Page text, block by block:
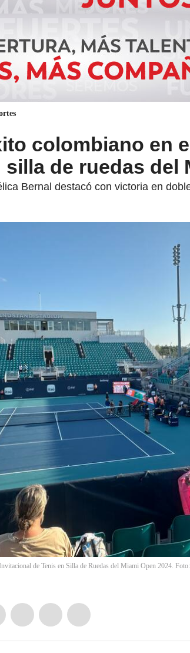
colombiano en
silla de ruedas del
Bernal destacó con victoria en
de Tenis en Silla de Ruedas del Miami Open 2024.